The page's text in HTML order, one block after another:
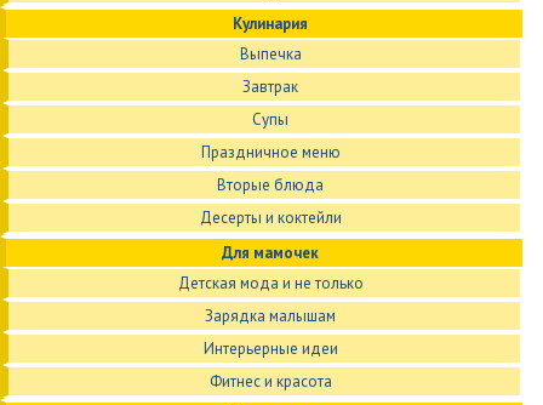
Кулинария
Выпечка
Завтрак
Супы
Праздничное меню
Вторые блюда
Десерты и коктейли
Для мамочек
Детская мода и не только
Зарядка малышам
Интерьерные идеи
Фитнес и красота